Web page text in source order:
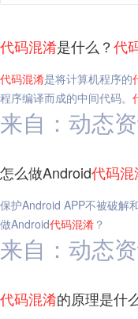
代码混淆是什么？代
代码混淆是将计算机程序的
程序编译而成的中间代码。
来自：动态
怎么做Android代码混
保护Android APP不被破解
做Android代码混淆 ？
来自：动态
代码混淆的原理是什